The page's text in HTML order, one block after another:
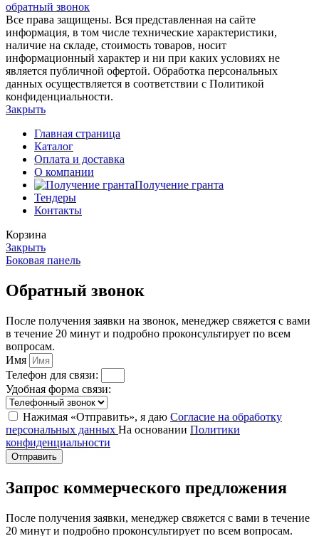
обратный звонок
Все права защищены. Вся представленная на сайте
информация, в том числе технические характеристики,
наличие на складе, стоимость товаров, носит
информационный характер и ни при каких условиях не
является публичной офертой. Обработка персональных
данных осуществляется в соответствии с Политикой
конфиденциальности.
Закрыть
Главная страница
Каталог
Оплата и доставка
О компании
Получение гранта
Тендеры
Контакты
Корзина
Закрыть
Боковая панель
Обратный звонок
После получения заявки на звонок, менеджер свяжется с вами
в течение 20 минут и подробно проконсультирует по всем
вопросам.
Имя
Телефон для связи:
Удобная форма связи:
Нажимая «Отправить», я даю Согласие на обработку
персональных данных На основании Политики
конфиденциальности
Отправить
Запрос коммерческого предложения
После получения заявки, менеджер свяжется с вами в течение
20 минут и подробно проконсультирует по всем вопросам.